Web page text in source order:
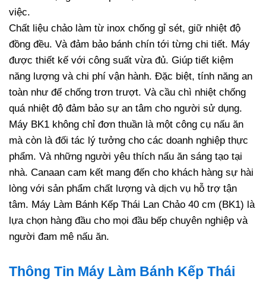
việc.
Chất liệu chảo làm từ inox chống gỉ sét, giữ nhiệt độ
đồng đều. Và đảm bảo bánh chín tới từng chi tiết. Máy
được thiết kế với công suất vừa đủ. Giúp tiết kiệm
năng lượng và chi phí vận hành. Đặc biệt, tính năng an
toàn như đế chống trơn trượt. Và cầu chì nhiệt chống
quá nhiệt độ đảm bảo sự an tâm cho người sử dụng.
Máy BK1 không chỉ đơn thuần là một công cụ nấu ăn
mà còn là đối tác lý tưởng cho các doanh nghiệp thực
phẩm. Và những người yêu thích nấu ăn sáng tạo tại
nhà. Canaan cam kết mang đến cho khách hàng sự hài
lòng với sản phẩm chất lượng và dịch vụ hỗ trợ tận
tâm. Máy Làm Bánh Kếp Thái Lan Chảo 40 cm (BK1) là
lựa chọn hàng đầu cho mọi đầu bếp chuyên nghiệp và
người đam mê nấu ăn.
Thông Tin Máy Làm Bánh Kếp Thái